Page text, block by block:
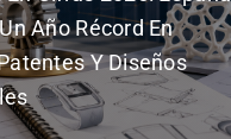
Año Récord En
Y Diseños